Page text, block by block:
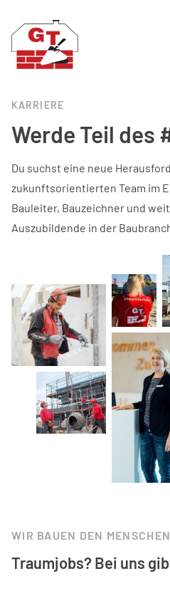
KARRIERE
Werde Teil
Du suchst eine neue
zukunftsorientierten Team im
Bauleiter, Bauzeichner und
Auszubildende in der
WIR BAUEN DEN
Traumjobs? Bei uns